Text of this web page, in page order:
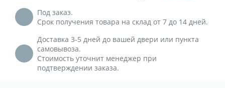
Под заказ.
Срок получения товара на склад от 7 до 14 дней.
Доставка 3-5 дней до вашей двери или пункта
самовывоза.
Стоимость уточнит менеджер при
подтверждении заказа.